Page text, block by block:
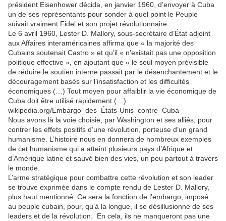
président Eisenhower décida, en janvier 1960, d’envoyer à Cuba
un de ses représentants pour sonder à quel point le Peuple
suivait vraiment Fidel et son projet révolutionnaire.
Le 6 avril 1960, Lester D. Mallory, sous-secrétaire d’État adjoint
aux Affaires interaméricaines affirma que « la majorité des
Cubains soutenait Castro » et qu’il « n’existait pas une opposition
politique effective », en ajoutant que « le seul moyen prévisible
de réduire le soutien interne passait par le désenchantement et le
découragement basés sur l’insatisfaction et les difficultés
économiques (…) Tout moyen pour affaiblir la vie économique de
Cuba doit être utilisé rapidement (…)
wikipedia.org/Embargo_des_États-Unis_contre_Cuba
Nous avons là la voie choisie, par Washington et ses alliés, pour
contrer les effets positifs d’une révolution, porteuse d’un grand
humanisme. L’histoire nous en donnera de nombreux exemples
de cet humanisme qui a atteint plusieurs pays d’Afrique et
d’Amérique latine et sauvé bien des vies, un peu partout à travers
le monde.
L’arme stratégique pour combattre cette révolution et son leader
se trouve exprimée dans le compte rendu de Lester D. Mallory,
plus haut mentionné. Ce sera la fonction de l’embargo, imposé
au peuple cubain, pour, qu’à la longue, il se désillusionne de ses
leaders et de la révolution. En cela, ils ne manqueront pas une